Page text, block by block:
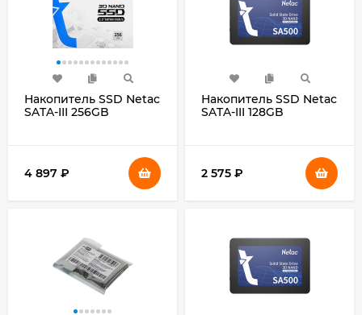
Накопитель SSD Netac
SATA-III 256GB
4 897 ₽
Накопитель SSD Netac
SATA-III 128GB
2 575 ₽